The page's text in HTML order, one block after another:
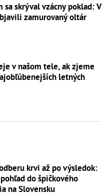
sa skrýval vzácny poklad: V
zamurovaný oltár
v našom tele, ak zjeme
letných
krvi až po výsledok:
do špičkového
na Slovensku